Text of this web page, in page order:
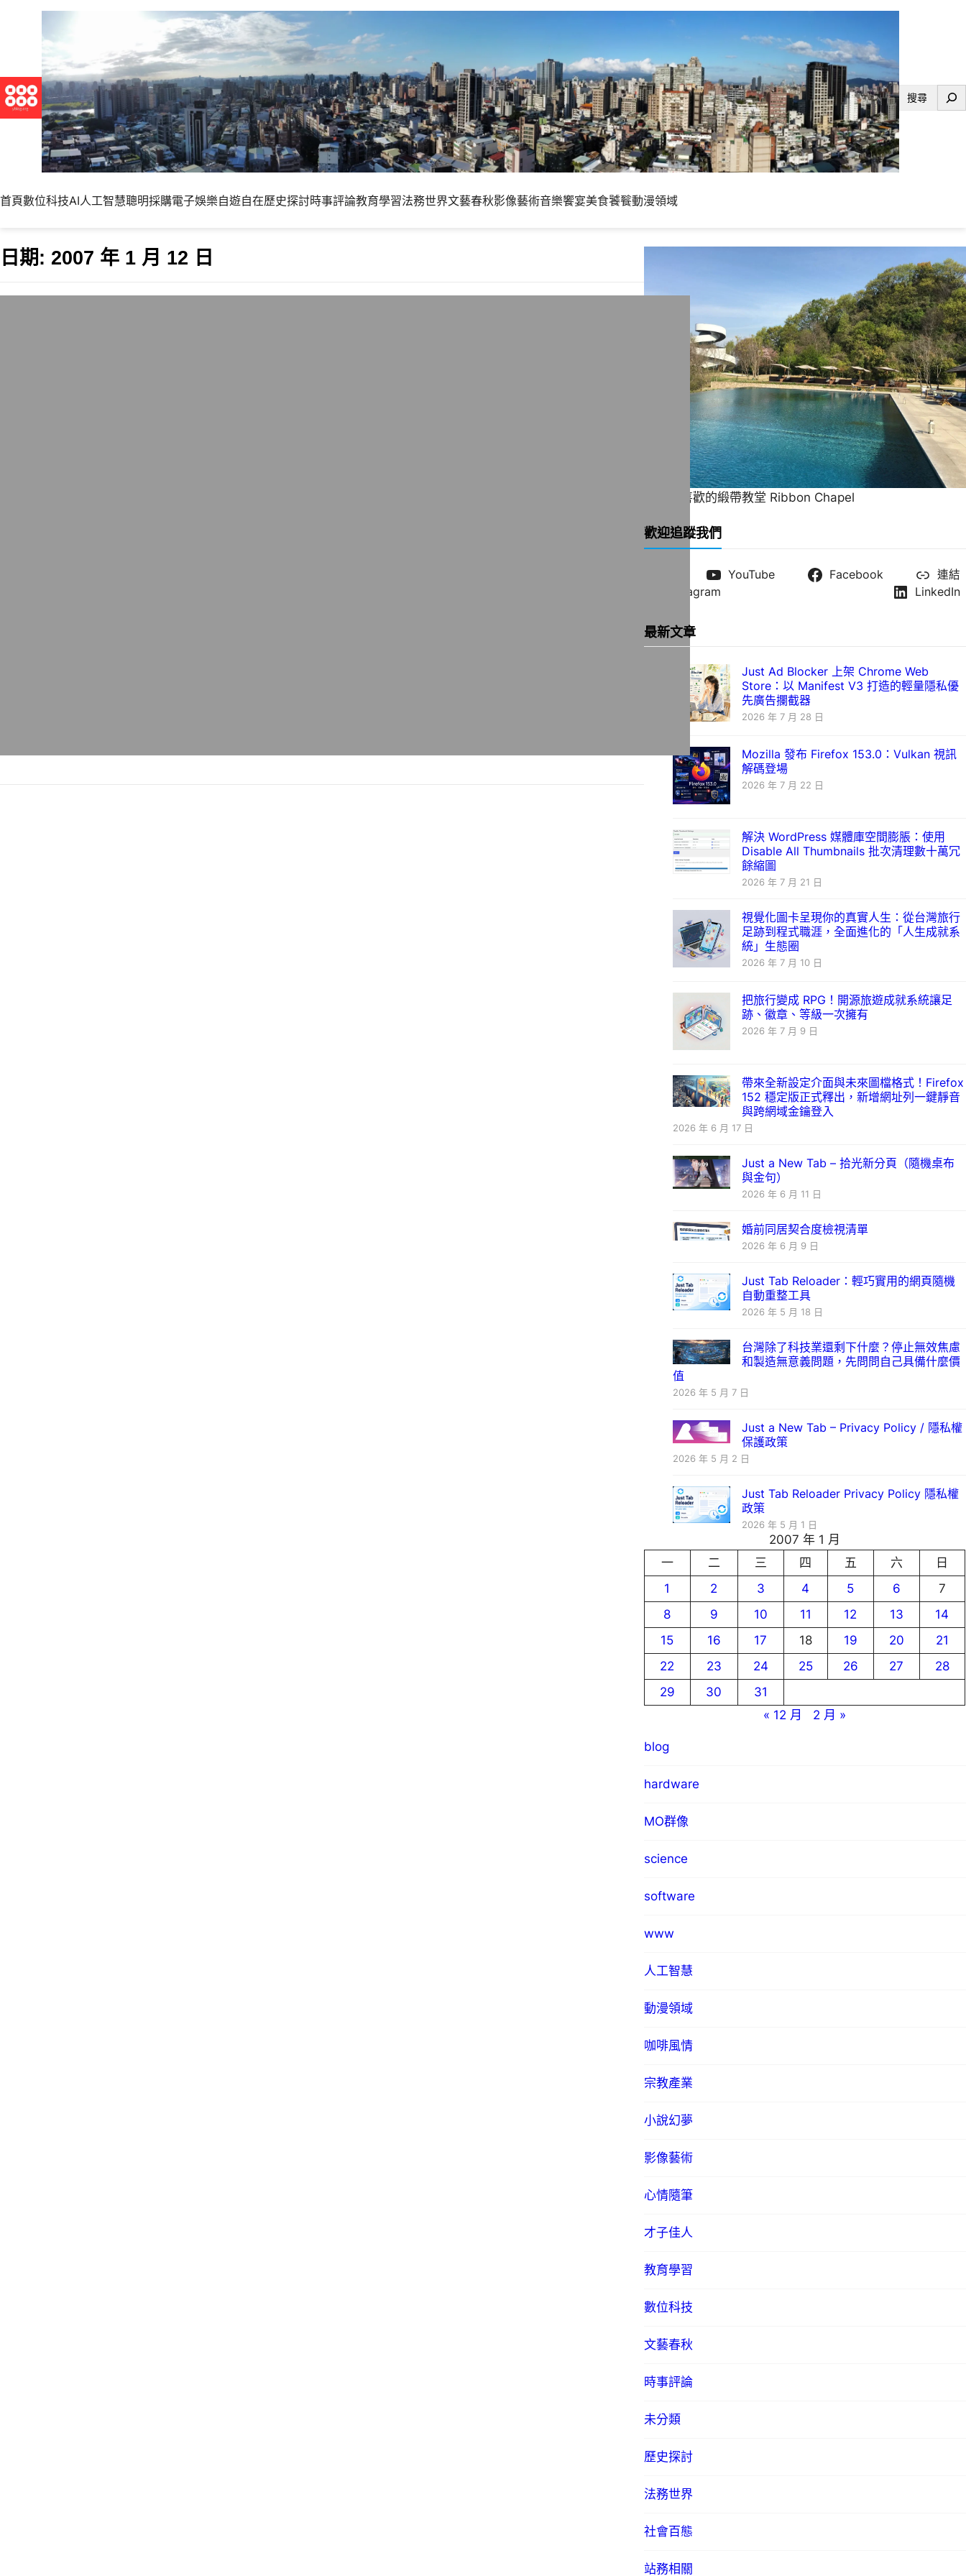
搜
首頁數位科技AI人工智慧聰明採購電子娛樂自遊自在歷史探討時事評論教育學習法務世界文藝春秋影像藝術音樂饗宴美食饕餮動漫領域
日期: 2007 年 1 月 12 日
一直很喜歡的緞帶教堂 Ribbon Chapel
歡迎追蹤我們
YouTube Facebook
連結
Instagram
LinkedIn
最新文章
Just Ad Blocker 上架 Chrome Web
Store：以 Manifest V3 打造的輕量隱私優
先廣告攔截器
2026 年 7 月 28 日
Mozilla 發布 Firefox 153.0：Vulkan 視訊
解碼登場
2026 年 7 月 22 日
解決 WordPress 媒體庫空間膨脹：使用
Disable All Thumbnails 批次清理數十萬冗
餘縮圖
2026 年 7 月 21 日
視覺化圖卡呈現你的真實人生：從台灣旅行
足跡到程式職涯，全面進化的「人生成就系
統」生態圈
2026 年 7 月 10 日
把旅行變成 RPG！開源旅遊成就系統讓足
跡、徽章、等級一次擁有
2026 年 7 月 9 日
帶來全新設定介面與未來圖檔格式！Firefox
152 穩定版正式釋出，新增網址列一鍵靜音
與跨網域金鑰登入
2026 年 6 月 17 日
Just a New Tab – 拾光新分頁（隨機桌布
與金句）
2026 年 6 月 11 日
婚前同居契合度檢視清單
2026 年 6 月 9 日
Just Tab Reloader：輕巧實用的網頁隨機
自動重整工具
2026 年 5 月 18 日
台灣除了科技業還剩下什麼？停止無效焦慮
和製造無意義問題，先問問自己具備什麼價
值
2026 年 5 月 7 日
Just a New Tab – Privacy Policy / 隱私權
保護政策
2026 年 5 月 2 日
Just Tab Reloader Privacy Policy 隱私權
政策
2026 年 5 月 1 日
2007 年 1 月
一
二 三 四 五 六
日
1
2 3 4 5 6
7
8
9 10 11 12 13
14
15
16 17 18 19 20
21
22
23 24 25 26 27
28
29
30
31
« 12 月
2 月 »
blog
hardware
MO群像
science
software
www
人工智慧
動漫領域
咖啡風情
宗教產業
小說幻夢
影像藝術
心情隨筆
才子佳人
教育學習
數位科技
文藝春秋
時事評論
未分類
歷史探討
法務世界
社會百態
站務相關